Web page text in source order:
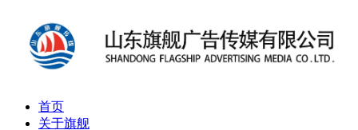
首页
关于旗舰